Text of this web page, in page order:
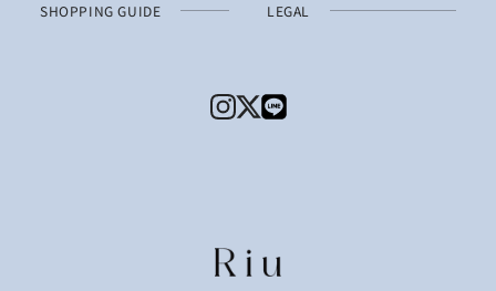
SHOPPING GUIDE LEGAL
Instagram
Twitter